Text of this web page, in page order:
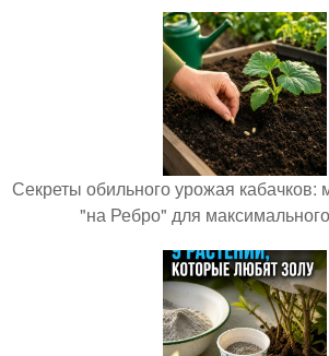
Секреты обильного урожая
"на Ребро" для